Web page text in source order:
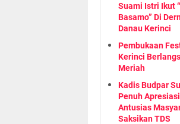
Suami Istri Ikut
Basamo” Di
Danau Kerinci
Pembukaan
Kerinci
Meriah
Kadis Budpar
Penuh Apresiasi
Antusias
Saksikan TDS